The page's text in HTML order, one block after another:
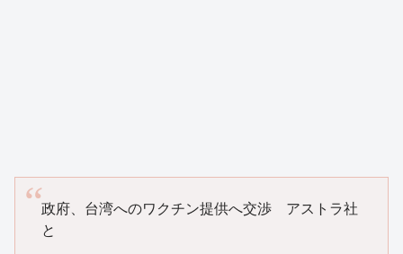
政府、台湾へのワクチン提供へ交渉 アストラ社
と